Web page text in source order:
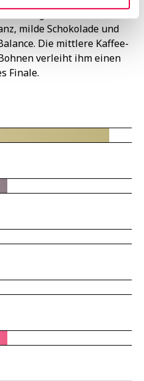
der Region Villa Rica
milde Schokolade und
Die mittlere Kaffee-
verleiht ihm einen
Finale.